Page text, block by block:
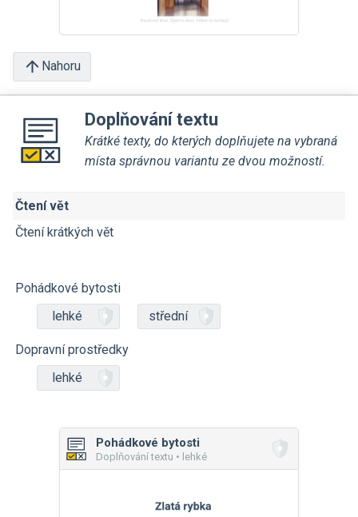
Nahoru
Doplňování textu
Krátké texty, do kterých doplňujete na vybraná
místa správnou variantu ze dvou možností.
Čtení vět
Čtení krátkých vět
Pohádkové bytosti
lehké
střední
Dopravní prostředky
lehké
Pohádkové bytosti
Doplňování textu • lehké